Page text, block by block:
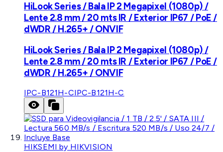
HiLook Series / Bala IP 2 Megapixel (1080p) /
Lente 2.8 mm / 20 mts IR / Exterior IP67 / PoE /
dWDR / H.265+ / ONVIF
HiLook Series / Bala IP 2 Megapixel (1080p) /
Lente 2.8 mm / 20 mts IR / Exterior IP67 / PoE /
dWDR / H.265+ / ONVIF
IPC-B121H-CIPC-B121H-C
HIKSEMI by HIKVISION